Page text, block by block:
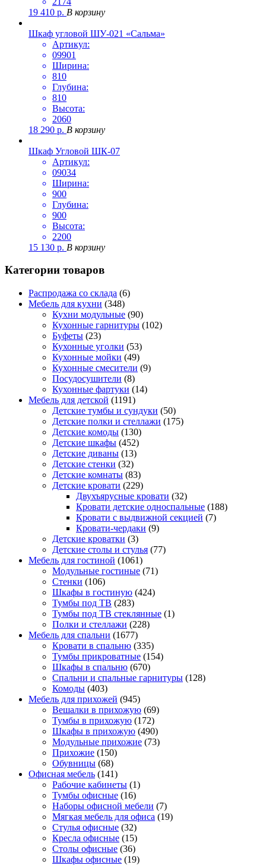
19 410 р. В корзину
Шкаф угловой ШУ-021 «Сальма»
Артикул:
09901
Ширина:
810
Глубина:
810
Высота:
2060
18 290 р. В корзину
Шкаф Угловой ШК-07
Артикул:
09034
Ширина:
900
Глубина:
900
Высота:
2200
15 130 р. В корзину
Категории товаров
Распродажа со склада (6)
Мебель для кухни (348)
Кухни модульные (90)
Кухонные гарнитуры (102)
Буфеты (23)
Кухонные уголки (53)
Кухонные мойки (49)
Кухонные смесители (9)
Посудосушители (8)
Кухонные фартуки (14)
Мебель для детской (1191)
Детские тумбы и сундуки (50)
Детские полки и стеллажи (175)
Детские комоды (130)
Детские шкафы (452)
Детские диваны (13)
Детские стенки (32)
Детские комнаты (83)
Детские кровати (229)
Двухъярусные кровати (32)
Кровати детские односпальные (188)
Кровати с выдвижной секцией (7)
Кровати-чердаки (9)
Детские кроватки (3)
Детские столы и стулья (77)
Мебель для гостиной (1061)
Модульные гостиные (71)
Стенки (106)
Шкафы в гостиную (424)
Тумбы под ТВ (283)
Тумбы под ТВ стеклянные (1)
Полки и стеллажи (228)
Мебель для спальни (1677)
Кровати в спальню (335)
Тумбы прикроватные (154)
Шкафы в спальню (670)
Спальни и спальные гарнитуры (128)
Комоды (403)
Мебель для прихожей (945)
Вешалки в прихожую (69)
Тумбы в прихожую (172)
Шкафы в прихожую (490)
Модульные прихожие (73)
Прихожие (150)
Обувницы (68)
Офисная мебель (141)
Рабочие кабинеты (1)
Тумбы офисные (16)
Наборы офисной мебели (7)
Мягкая мебель для офиса (19)
Стулья офисные (32)
Кресла офисные (15)
Столы офисные (36)
Шкафы офисные (19)